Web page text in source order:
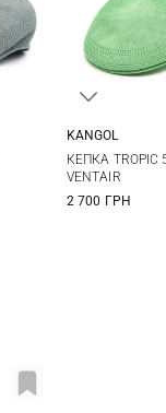
KANGOL
КЕПКА TROPIC
VENTAIR
2 700 ГРН